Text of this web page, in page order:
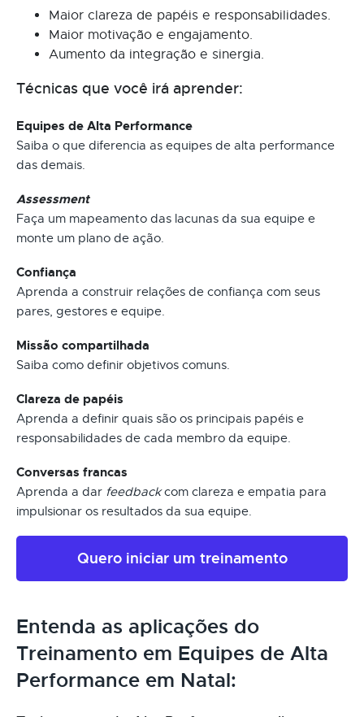
Maior clareza de papéis e responsabilidades.
Maior motivação e engajamento.
Aumento da integração e sinergia.
Técnicas que você irá aprender:
Equipes de Alta Performance
Saiba o que diferencia as equipes de alta performance
das demais.
Assessment
Faça um mapeamento das lacunas da sua equipe e
monte um plano de ação.
Confiança
Aprenda a construir relações de confiança com seus
pares, gestores e equipe.
Missão compartilhada
Saiba como definir objetivos comuns.
Clareza de papéis
Aprenda a definir quais são os principais papéis e
responsabilidades de cada membro da equipe.
Conversas francas
Aprenda a dar feedbackcom clareza e empatia para
impulsionar os resultados da sua equipe.
Quero iniciar um treinamento
Entenda as aplicações do
Treinamento em Equipes de Alta
Performance em Natal: